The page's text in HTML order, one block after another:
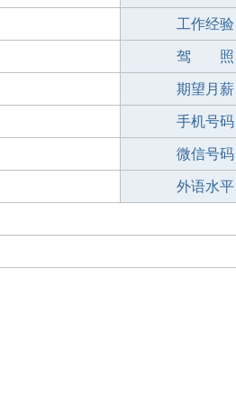
工作经验
驾 照
期望月薪
手机号码
微信号码
外语水平